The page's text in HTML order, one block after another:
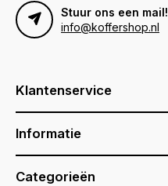
Stuur ons een mail!
info@koffershop.nl
Klantenservice
Informatie
Categorieën